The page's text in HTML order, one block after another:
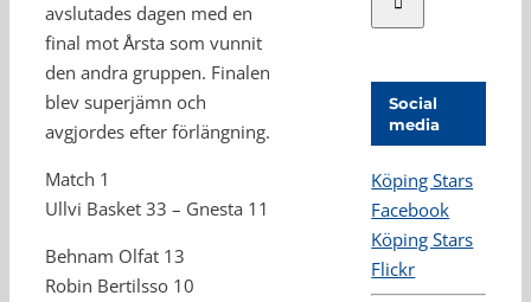
avslutades dagen med en
final mot Årsta som vunnit
den andra gruppen. Finalen
blev superjämn och
avgjordes efter förlängning.
Match 1
Ullvi Basket 33 – Gnesta 11
Behnam Olfat 13
Robin Bertilsso 10
Social
media
Köping Stars
Facebook
Köping Stars
Flickr